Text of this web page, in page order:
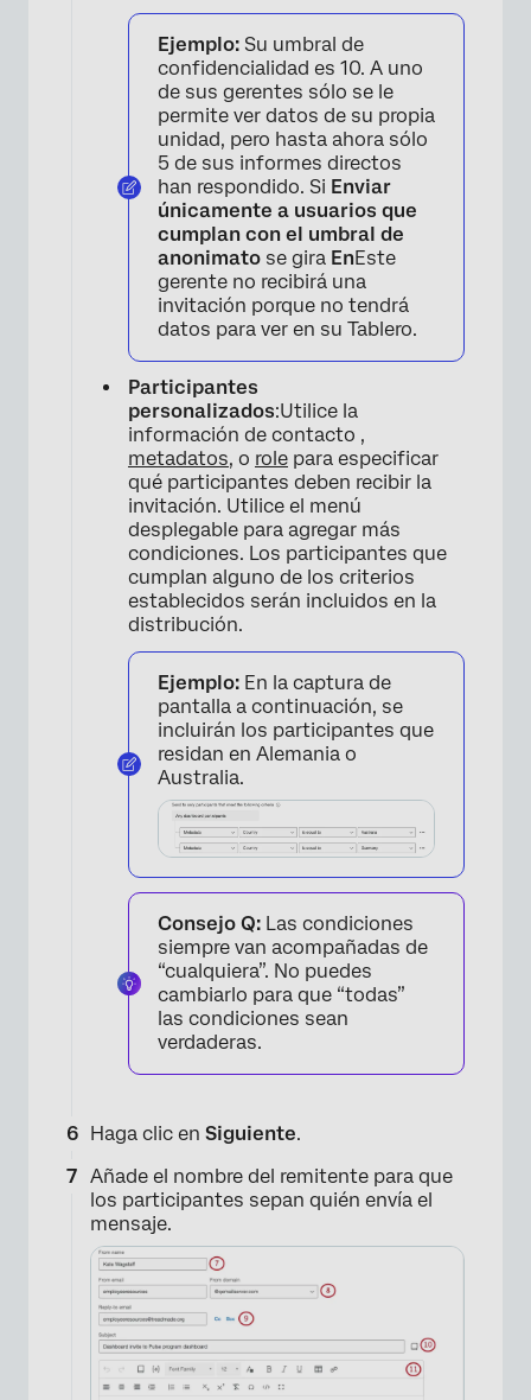
×
×
Ejemplo: Su umbral de
confidencialidad es 10. A uno
de sus gerentes sólo se le
permite ver datos de su propia
unidad, pero hasta ahora sólo
5 de sus informes directos
han respondido. Si Enviar
únicamente a usuarios que
cumplan con el umbral de
anonimato se gira EnEste
gerente no recibirá una
invitación porque no tendrá
datos para ver en su Tablero.
Participantes
personalizados:Utilice la
información de contacto ,
metadatos, o role para especificar
qué participantes deben recibir la
invitación. Utilice el menú
desplegable para agregar más
condiciones. Los participantes que
cumplan alguno de los criterios
establecidos serán incluidos en la
distribución.
Ejemplo: En la captura de
pantalla a continuación, se
incluirán los participantes que
residan en Alemania o
Australia.
Consejo Q: Las condiciones
siempre van acompañadas de
“cualquiera”. No puedes
cambiarlo para que “todas”
las condiciones sean
verdaderas.
Haga clic en Siguiente.
Añade el nombre del remitente para que
los participantes sepan quién envía el
mensaje.